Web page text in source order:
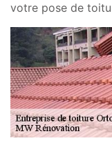
votre pose de